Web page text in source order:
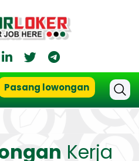
Pasang lowongan
Kerja